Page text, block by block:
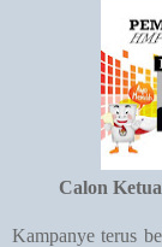
Calon
Kampanye terus